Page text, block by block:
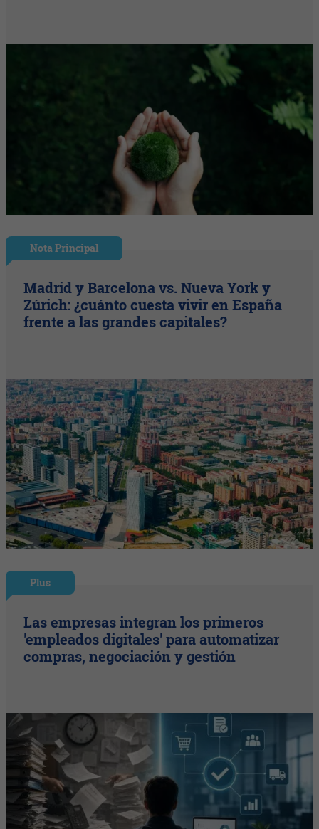
Nota Principal
Madrid y Barcelona vs. Nueva York y
Zúrich: ¿cuánto cuesta vivir en España
frente a las grandes capitales?
Plus
Las empresas integran los primeros
'empleados digitales' para automatizar
compras, negociación y gestión